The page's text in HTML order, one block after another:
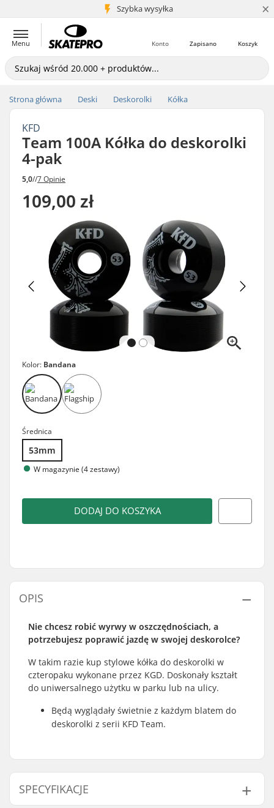
Szybka wysyłka
5+ mln klientów ×
Menu Koszyk
Zapisano
Konto
Strona główna Deski Deskorolki Kółka
KFD
Team 100A Kółka do deskorolki
4-pak
5,0//7 Opinie
109,00 zł
Kolor: Bandana
Średnica
53mm
W magazynie (4 zestawy)
DODAJ DO KOSZYKA
OPIS
Nie chcesz robić wyrwy w oszczędnościach, a
potrzebujesz poprawić jazdę w swojej deskorolce?
W takim razie kup stylowe kółka do deskorolki w
czteropaku wykonane przez KGD. Doskonały kształt
do uniwersalnego użytku w parku lub na ulicy.
Będą wyglądały świetnie z każdym blatem do
deskorolki z serii KFD Team.
SPECYFIKACJE